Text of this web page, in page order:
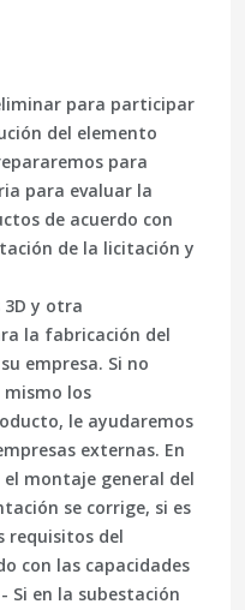
para participar
del elemento
para
para evaluar la
de acuerdo con
de la licitación y
y otra
la fabricación del
empresa. Si no
los
le ayudaremos
externas. En
el montaje general del
se corrige, si es
requisitos del
con las capacidades
Si en la subestación